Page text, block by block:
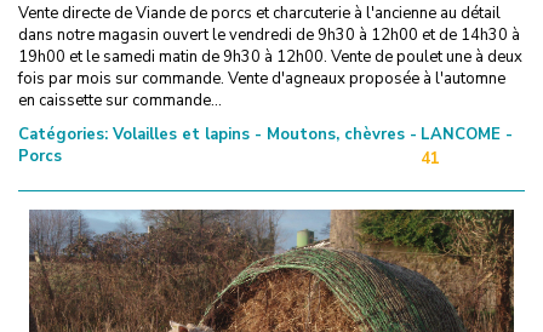
Vente directe de Viande de porcs et charcuterie à l'ancienne au détail
dans notre magasin ouvert le vendredi de 9h30 à 12h00 et de 14h30 à
19h00 et le samedi matin de 9h30 à 12h00. Vente de poulet une à deux
fois par mois sur commande. Vente d'agneaux proposée à l'automne
en caissette sur commande...
Catégories: Volailles et lapins - Moutons, chèvres -
Porcs
LANCOME -
41